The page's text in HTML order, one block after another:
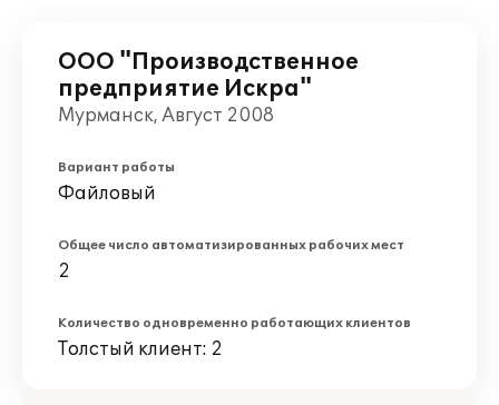
ООО "Производственное
предприятие Искра"
Мурманск, Август 2008
Вариант работы
Файловый
Общее число автоматизированных рабочих мест
2
Количество одновременно работающих клиентов
Толстый клиент: 2